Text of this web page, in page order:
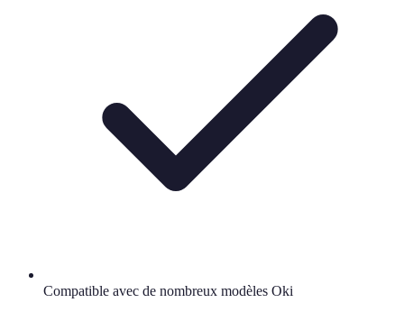
Compatible avec de nombreux modèles Oki